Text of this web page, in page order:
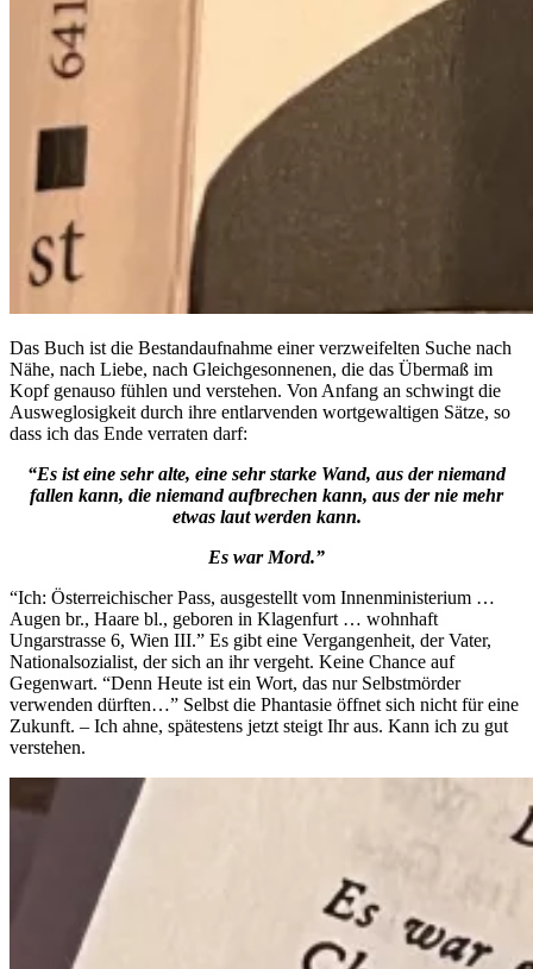
Das Buch ist die Bestandaufnahme einer verzweifelten Suche nach
Nähe, nach Liebe, nach Gleichgesonnenen, die das Übermaß im
Kopf genauso fühlen und verstehen. Von Anfang an schwingt die
Ausweglosigkeit durch ihre entlarvenden wortgewaltigen Sätze, so
dass ich das Ende verraten darf:
“Es ist eine sehr alte, eine sehr starke Wand, aus der niemand
fallen kann, die niemand aufbrechen kann, aus der nie mehr
etwas laut werden kann.
Es war Mord.”
“Ich: Österreichischer Pass, ausgestellt vom Innenministerium …
Augen br., Haare bl., geboren in Klagenfurt … wohnhaft
Ungarstrasse 6, Wien III.” Es gibt eine Vergangenheit, der Vater,
Nationalsozialist, der sich an ihr vergeht. Keine Chance auf
Gegenwart. “Denn Heute ist ein Wort, das nur Selbstmörder
verwenden dürften…” Selbst die Phantasie öffnet sich nicht für eine
Zukunft. – Ich ahne, spätestens jetzt steigt Ihr aus. Kann ich zu gut
verstehen.